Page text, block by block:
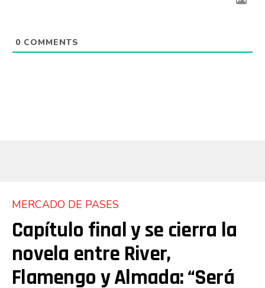
0 COMMENTS
MERCADO DE PASES
Capítulo final y se cierra la
novela entre River,
Flamengo y Almada: “Será